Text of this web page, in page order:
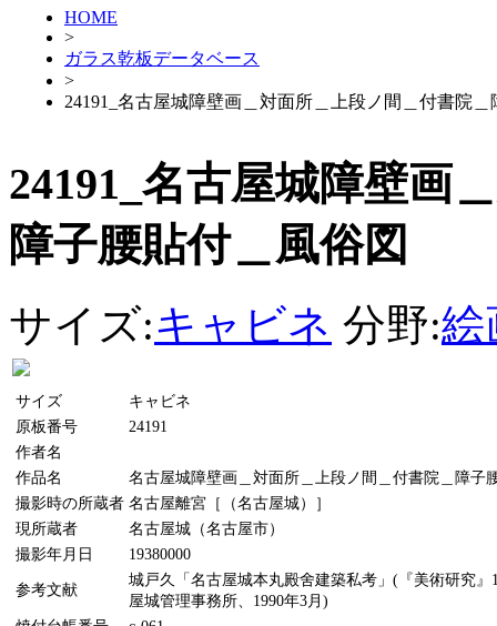
HOME
>
ガラス乾板データベース
>
24191_名古屋城障壁画＿対面所＿上段ノ間＿付書院
24191_名古屋城障壁画
障子腰貼付＿風俗図
サイズ:キャビネ 分野:絵
サイズ
キャビネ
原板番号
24191
作者名
作品名
名古屋城障壁画＿対面所＿上段ノ間＿付書院＿障子
撮影時の所蔵者 名古屋離宮［（名古屋城）］
現所蔵者
名古屋城（名古屋市）
撮影年月日
19380000
参考文献
城戸久「名古屋城本丸殿舍建築私考」(『美術研究
屋城管理事務所、1990年3月)